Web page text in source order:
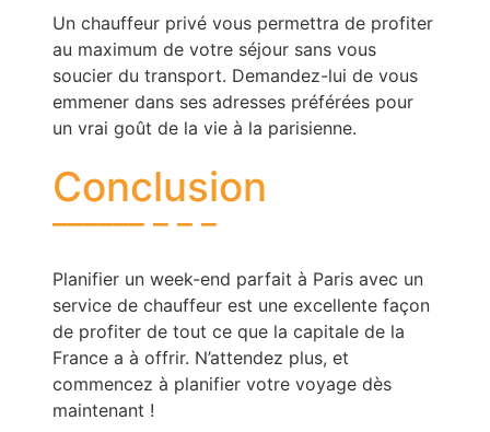
Un chauffeur privé vous permettra de profiter
au maximum de votre séjour sans vous
soucier du transport. Demandez-lui de vous
emmener dans ses adresses préférées pour
un vrai goût de la vie à la parisienne.
Conclusion
Planifier un week-end parfait à Paris avec un
service de chauffeur est une excellente façon
de profiter de tout ce que la capitale de la
France a à offrir. N’attendez plus, et
commencez à planifier votre voyage dès
maintenant !